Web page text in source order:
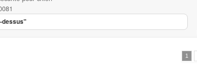
dessus"
1